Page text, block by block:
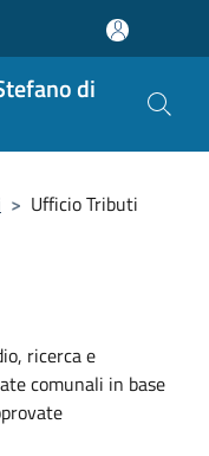
di
> Ufficio Tributi
ricerca e
comunali in base